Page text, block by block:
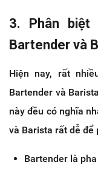
3. Phân biệt
Bartender và
Hiện nay, rất
Bartender và
này đều có nghĩa
và Barista rất dễ để
Bartender là